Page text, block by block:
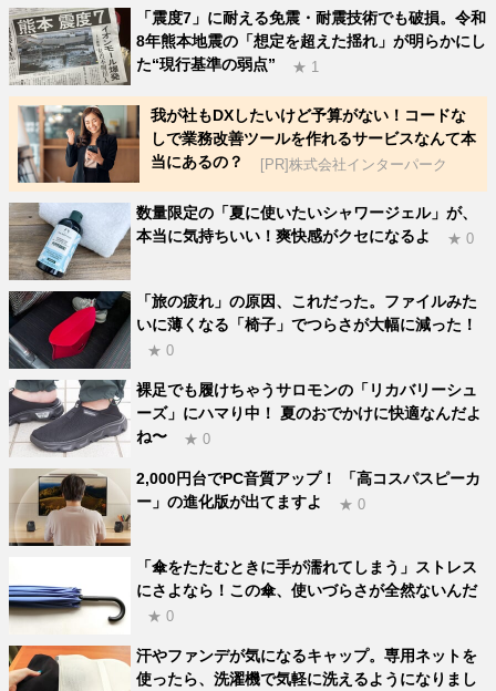
「震度7」に耐える免震・耐震技術でも破損。令和
8年熊本地震の「想定を超えた揺れ」が明らかにし
た“現行基準の弱点”
★ 1
我が社もDXしたいけど予算がない！コードな
しで業務改善ツールを作れるサービスなんて本
当にあるの？
[PR]株式会社インターパーク
数量限定の「夏に使いたいシャワージェル」が、
本当に気持ちいい！爽快感がクセになるよ
★ 0
「旅の疲れ」の原因、これだった。ファイルみた
いに薄くなる「椅子」でつらさが大幅に減った！
★ 0
裸足でも履けちゃうサロモンの「リカバリーシュ
ーズ」にハマり中！ 夏のおでかけに快適なんだよ
ね〜
★ 0
2,000円台でPC音質アップ！ 「高コスパスピーカ
ー」の進化版が出てますよ
★ 0
「傘をたたむときに手が濡れてしまう」ストレス
にさよなら！この傘、使いづらさが全然ないんだ
★ 0
汗やファンデが気になるキャップ。専用ネットを
使ったら、洗濯機で気軽に洗えるようになりまし